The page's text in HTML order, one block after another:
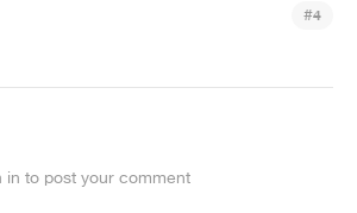
#4
in to post your comment